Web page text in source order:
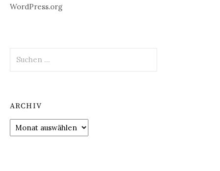
WordPress.org
nach:
ARCHIV
Archiv